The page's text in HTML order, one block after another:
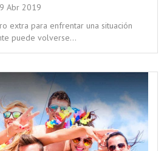
Abr 2019
extra para enfrentar una situación
puede volverse...